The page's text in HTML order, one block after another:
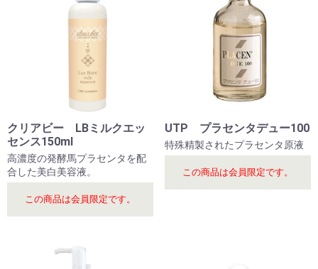
クリアビー LBミルクエッ
センス150ml
高濃度の発酵馬プラセンタを配
合した美白美容液。
この商品は会員限定です。
UTP プラセンタデュー100
特殊精製されたプラセンタ原液
この商品は会員限定です。